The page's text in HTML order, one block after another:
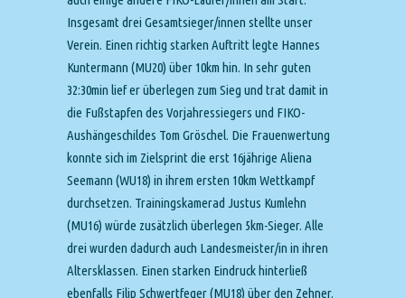
Insgesamt drei Gesamtsieger/innen stellte unser
Verein. Einen richtig starken Auftritt legte Hannes
Kuntermann (MU20) über 10km hin. In sehr guten
32:30min lief er überlegen zum Sieg und trat damit in
die Fußstapfen des Vorjahressiegers und FIKO-
Aushängeschildes Tom Gröschel. Die Frauenwertung
konnte sich im Zielsprint die erst 16jährige Aliena
Seemann (WU18) in ihrem ersten 10km Wettkampf
durchsetzen. Trainingskamerad Justus Kumlehn
(MU16) würde zusätzlich überlegen 5km-Sieger. Alle
drei wurden dadurch auch Landesmeister/in in ihren
Altersklassen. Einen starken Eindruck hinterließ
ebenfalls Filip Schwertfeger (MU18) über den Zehner.